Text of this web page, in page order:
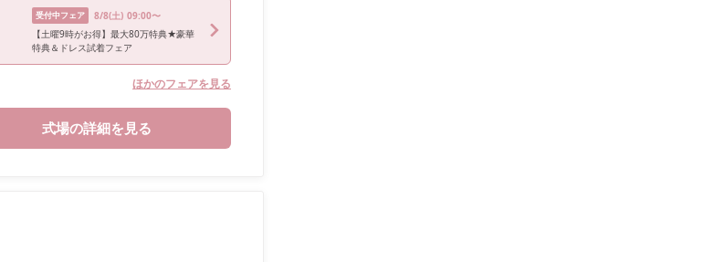
受付中フェア 8/8(土) 09:00〜
【土曜9時がお得】最大80万特典★豪華
特典＆ドレス試着フェア
ほかのフェアを見る
式場の詳細を見る